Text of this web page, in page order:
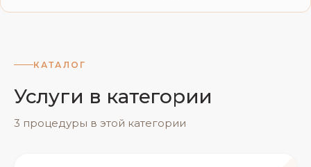
КАТАЛОГ
Услуги в категории
3 процедуры в этой категории